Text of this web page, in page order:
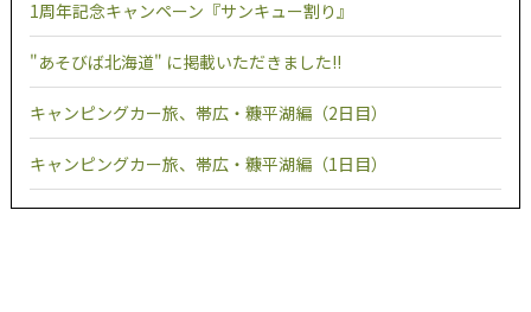
1周年記念キャンペーン『サンキュー割り』
"あそびば北海道" に掲載いただきました!!
キャンピングカー旅、帯広・糠平湖編（2日目）
キャンピングカー旅、帯広・糠平湖編（1日目）